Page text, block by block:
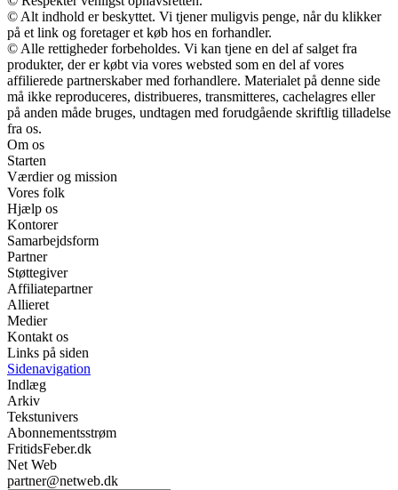
© Alt indhold er beskyttet. Vi tjener muligvis penge, når du klikker
på et link og foretager et køb hos en forhandler.
© Alle rettigheder forbeholdes. Vi kan tjene en del af salget fra
produkter, der er købt via vores websted som en del af vores
affilierede partnerskaber med forhandlere. Materialet på denne side
må ikke reproduceres, distribueres, transmitteres, cachelagres eller
på anden måde bruges, undtagen med forudgående skriftlig tilladelse
fra os.
Om os
Starten
Værdier og mission
Vores folk
Hjælp os
Kontorer
Samarbejdsform
Partner
Støttegiver
Affiliatepartner
Allieret
Medier
Kontakt os
Links på siden
Sidenavigation
Indlæg
Arkiv
Tekstunivers
Abonnementsstrøm
FritidsFeber.dk
Net Web
partner@netweb.dk